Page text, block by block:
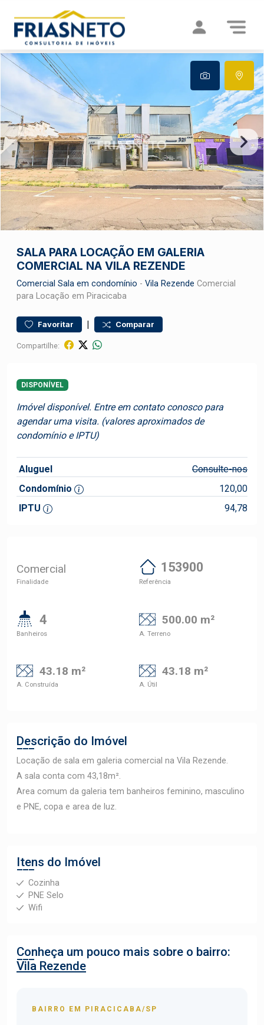
SALA PARA LOCAÇÃO EM GALERIA
COMERCIAL NA VILA REZENDE
Comercial Sala em condomínio - Vila Rezende Comercial
para Locação em Piracicaba
Favoritar | Comparar
Compartilhe:
DISPONÍVEL
Imóvel disponível. Entre em contato conosco para
agendar uma visita. (valores aproximados de
condomínio e IPTU)
Aluguel
Consulte-nos
Condomínio
120,00
IPTU
94,78
Comercial
Finalidade
153900
Referência
4
Banheiros
500.00 m²
A. Terreno
43.18 m²
A. Construída
43.18 m²
A. Útil
Descrição do Imóvel
Locação de sala em galeria comercial na Vila Rezende.
A sala conta com 43,18m².
Area comum da galeria tem banheiros feminino, masculino
e PNE, copa e area de luz.
Itens do Imóvel
Cozinha
PNE Selo
Wifi
Conheça um pouco mais sobre o bairro:
Vila Rezende
BAIRRO EM PIRACICABA/SP